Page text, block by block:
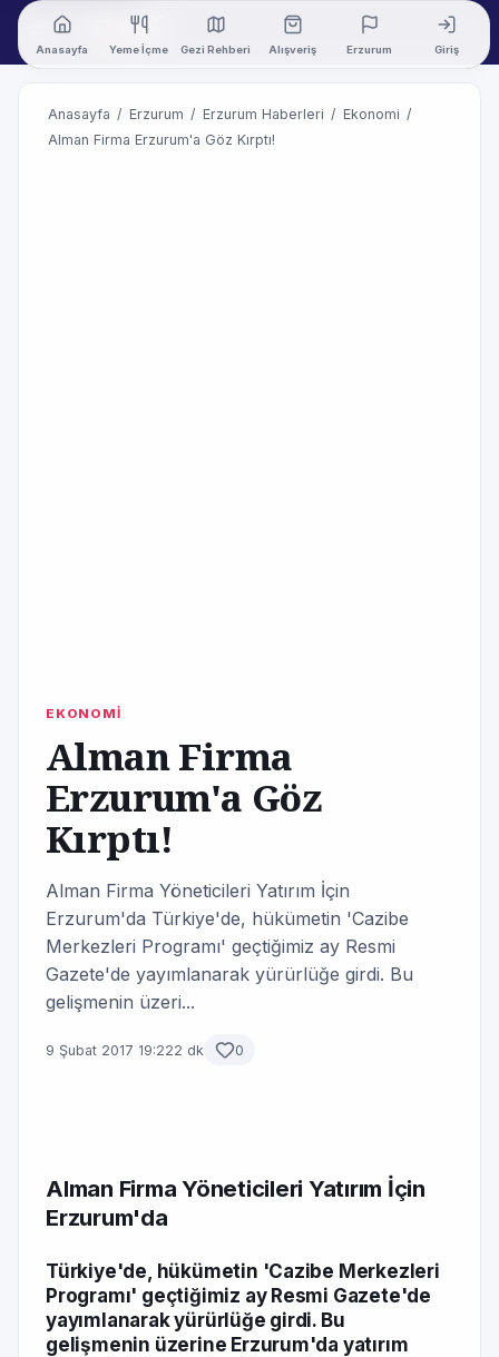
Anasayfa Yeme İçme Gezi Rehberi Alışveriş Erzurum Giriş
Anasayfa / Erzurum / Erzurum Haberleri / Ekonomi /
Alman Firma Erzurum'a Göz Kırptı!
EKONOMİ
Alman Firma
Erzurum'a Göz
Kırptı!
Alman Firma Yöneticileri Yatırım İçin
Erzurum'da Türkiye'de, hükümetin 'Cazibe
Merkezleri Programı' geçtiğimiz ay Resmi
Gazete'de yayımlanarak yürürlüğe girdi. Bu
gelişmenin üzeri...
9 Şubat 2017 19:222 dk 0
Alman Firma Yöneticileri Yatırım İçin
Erzurum'da
Türkiye'de, hükümetin 'Cazibe Merkezleri
Programı' geçtiğimiz ay Resmi Gazete'de
yayımlanarak yürürlüğe girdi. Bu
gelişmenin üzerine Erzurum'da yatırım